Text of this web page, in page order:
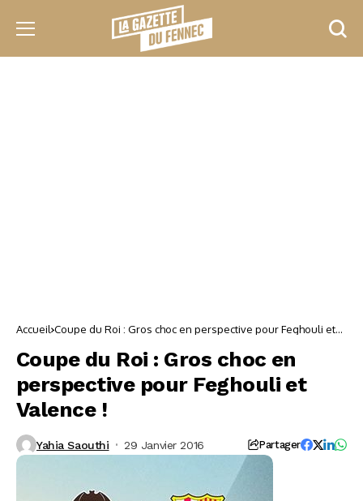
Accueil Coupe du Roi : Gros choc en perspective pour Feghouli et
Coupe du Roi : Gros choc en
perspective pour Feghouli et
Valence !
Yahia Saouthi 29 Janvier 2016 Partager